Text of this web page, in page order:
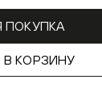
ПОКУПКА
КОРЗИНУ